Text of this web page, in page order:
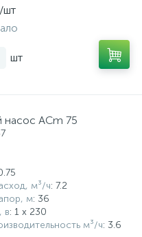
/шт
шт
ACm 75
м³/ч: 7.2
м: 36
в: 1 x 230
м³/ч: 3.6